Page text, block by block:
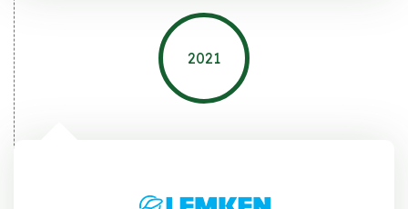
Pronar se remarcă prin calitate superioară,
fiabilitate și performanță excelentă.
2021